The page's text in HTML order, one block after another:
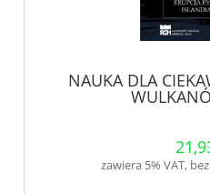
NAUKA DLA
zawiera 5% VAT,